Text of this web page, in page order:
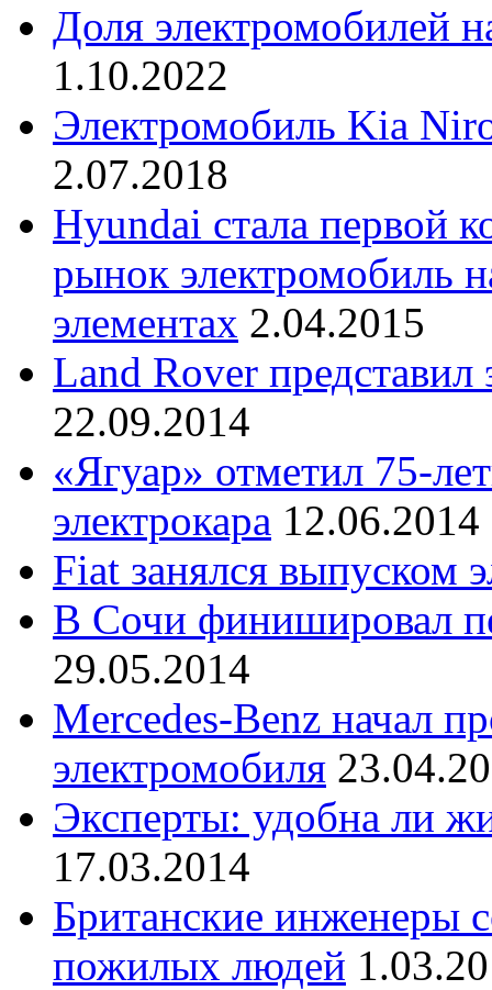
Доля электромобилей
1.10.2022
Электромобиль Kia
2.07.2018
Hyundai стала первой
рынок электромобиль
элементах 2.04.2015
Land Rover
22.09.2014
«Ягуар» отметил 75-
электрокара 12.06.2014
Fiat занялся выпуском
В Сочи финишировал
29.05.2014
Mercedes-Benz начал
электромобиля
Эксперты: удобна ли
17.03.2014
Британские инженеры
пожилых людей